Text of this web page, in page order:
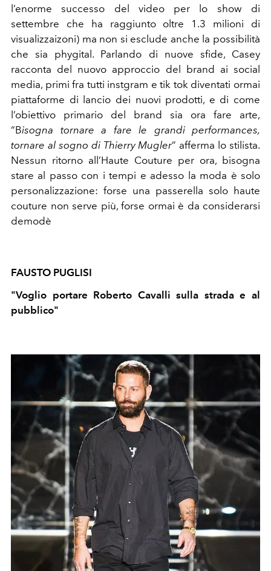
l’enorme successo del video per lo show di
settembre che ha raggiunto oltre 1.3 milioni di
visualizzaizoni) ma non si esclude anche la possibilità
che sia phygital. Parlando di nuove sfide, Casey
racconta del nuovo approccio del brand ai social
media, primi fra tutti instgram e tik tok diventati ormai
piattaforme di lancio dei nuovi prodotti, e di come
l’obiettivo primario del brand sia ora fare arte,
“Bisogna tornare a fare le grandi performances,
tornare al sogno di Thierry Mugler” afferma lo stilista.
Nessun ritorno all’Haute Couture per ora, bisogna
stare al passo con i tempi e adesso la moda è solo
personalizzazione: forse una passerella solo haute
couture non serve più, forse ormai è da considerarsi
demodè
FAUSTO PUGLISI
"Voglio portare Roberto Cavalli sulla strada e al
pubblico"